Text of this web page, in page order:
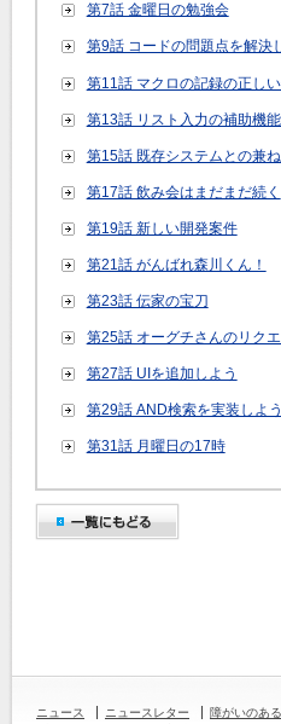
第7話 金曜日の勉強会
第9話 コードの問題点を解決
第11話 マクロの記録の正し
第13話 リスト入力の補助機
第15話 既存システムとの兼
第17話 飲み会はまだまだ続く
第19話 新しい開発案件
第21話 がんばれ森川くん！
第23話 伝家の宝刀
第25話 オーグチさんのリクエ
第27話 UIを追加しよう
第29話 AND検索を実装しよう
第31話 月曜日の17時
ニュース ニュースレター 障がいのあ